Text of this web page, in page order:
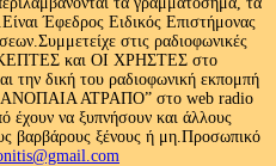
Έφεδρος Ειδικός Επιστήμονας
στις ραδιοφωνικές
και ΟΙ ΧΡΗΣΤΕΣ στο
την δική του ραδιοφωνική εκπομπή
ΑΤΡΑΠΟ” στο web radio
να ξυπνήσουν και άλλους
βαρβάρους ξένους ή μη.Προσωπικό